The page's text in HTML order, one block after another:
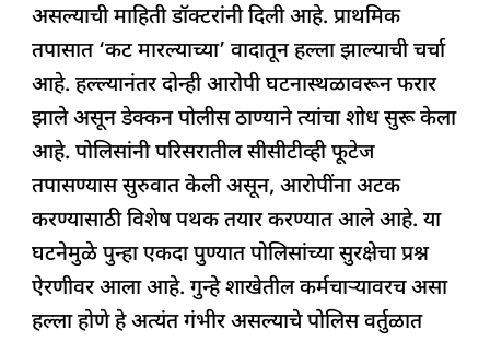
असल्याची माहिती डॉक्टरांनी दिली आहे. प्राथमिक
तपासात ‘कट मारल्याच्या’ वादातून हल्ला झाल्याची चर्चा
आहे. हल्ल्यानंतर दोन्ही आरोपी घटनास्थळावरून फरार
झाले असून डेक्कन पोलीस ठाण्याने त्यांचा शोध सुरू केला
आहे. पोलिसांनी परिसरातील सीसीटीव्ही फूटेज
तपासण्यास सुरुवात केली असून, आरोपींना अटक
करण्यासाठी विशेष पथक तयार करण्यात आले आहे. या
घटनेमुळे पुन्हा एकदा पुण्यात पोलिसांच्या सुरक्षेचा प्रश्न
ऐरणीवर आला आहे. गुन्हे शाखेतील कर्मचाऱ्यावरच असा
हल्ला होणे हे अत्यंत गंभीर असल्याचे पोलिस वर्तुळात